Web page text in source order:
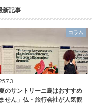
新記事
コラム
夏のサントリーニ島はおすすめ
せん」仏・旅行会社が人気観